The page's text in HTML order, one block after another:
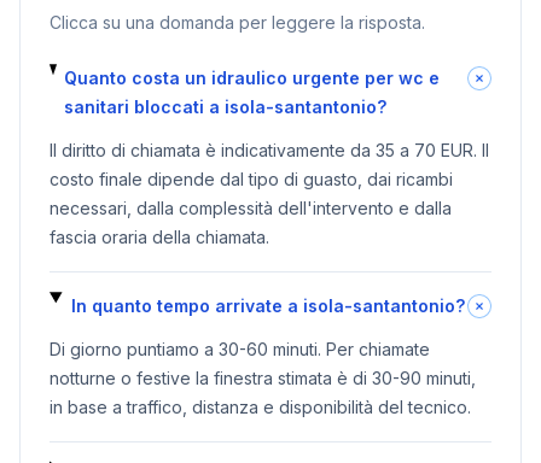
Clicca su una domanda per leggere la risposta.
Quanto costa un idraulico urgente per wc e
sanitari bloccati a isola-santantonio?
Il diritto di chiamata è indicativamente da 35 a 70 EUR. Il
costo finale dipende dal tipo di guasto, dai ricambi
necessari, dalla complessità dell'intervento e dalla
fascia oraria della chiamata.
In quanto tempo arrivate a isola-santantonio?
Di giorno puntiamo a 30-60 minuti. Per chiamate
notturne o festive la finestra stimata è di 30-90 minuti,
in base a traffico, distanza e disponibilità del tecnico.